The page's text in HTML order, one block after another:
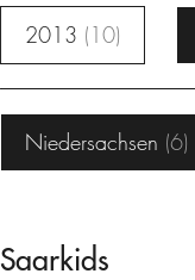
2013 10
Niedersachsen 6
Saarkids